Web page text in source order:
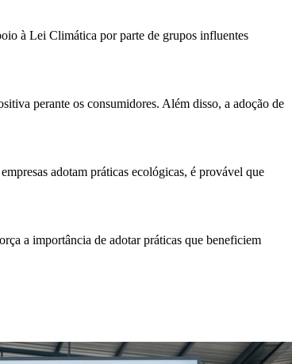
à Lei Climática por parte de grupos influentes
perante os consumidores. Além disso, a adoção de
adotam práticas ecológicas, é provável que
a importância de adotar práticas que beneficiem